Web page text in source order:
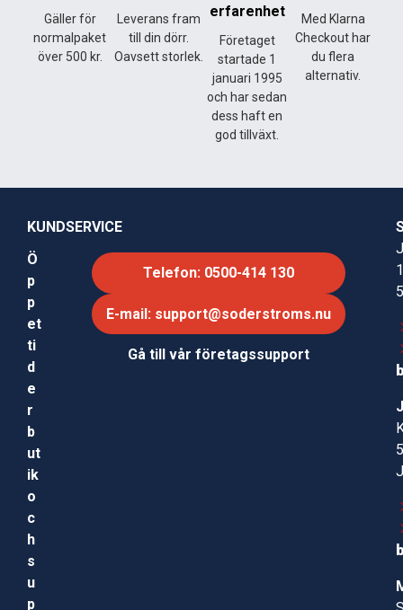
Gäller för
normalpaket
över 500 kr.
Leverans fram
till din dörr.
Oavsett storlek.
erfarenhet
Företaget
startade 1
januari 1995
och har sedan
dess haft en
god tillväxt.
Med Klarna
Checkout har
du flera
alternativ.
KUNDSERVICE
Ö
p
p
et
ti
d
e
r
b
ut
ik
o
c
h
s
u
p
Telefon: 0500-414 130
E-mail: support@soderstroms.nu
Gå till vår företagssupport